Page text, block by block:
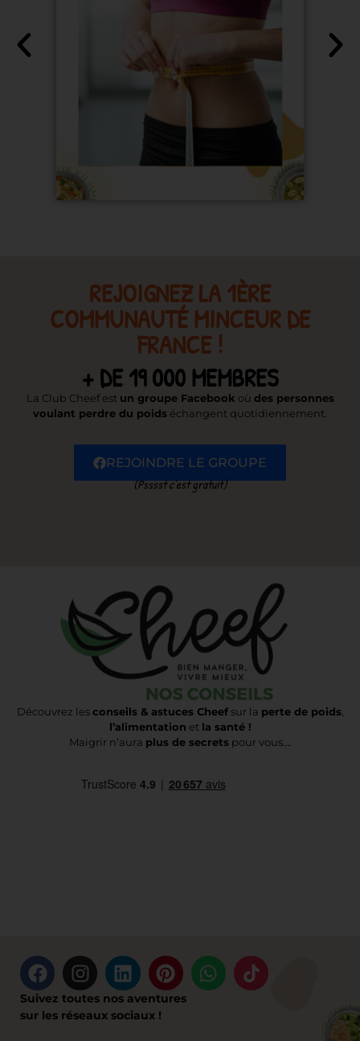
REJOIGNEZ LA 1ÈRE
COMMUNAUTÉ MINCEUR DE
FRANCE !
+ DE 19 000 MEMBRES
La Club Cheef est un groupe Facebook où des personnes
voulant perdre du poids échangent quotidiennement.
REJOINDRE LE GROUPE
(Psssst c’est gratuit)
Découvrez lesconseils & astuces Cheefsur la perte de poids,
l’alimentation et la santé !
Maigrir n’aura plus de secretspour vous….
Suivez toutes nos aventures
sur les réseaux sociaux !